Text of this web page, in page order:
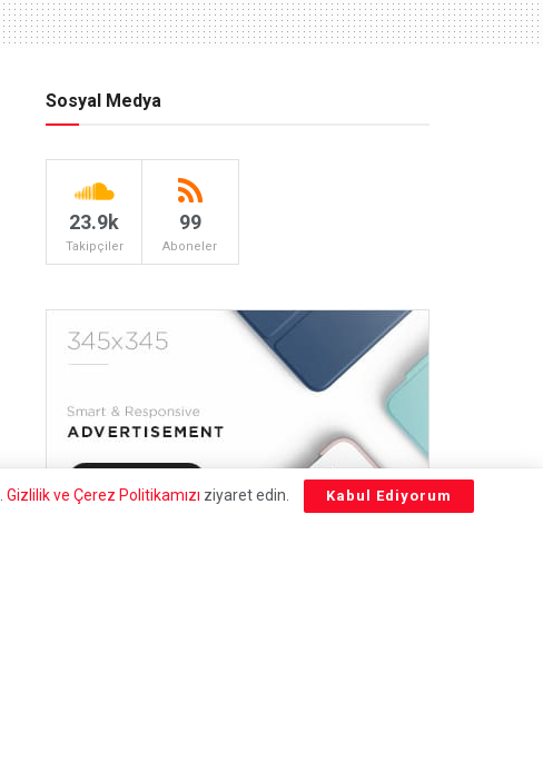
Sosyal Medya
23.9k
Takipçiler
99
Aboneler
Gizlilik ve Çerez Politikamızı ziyaret edin. Kabul Ediyorum